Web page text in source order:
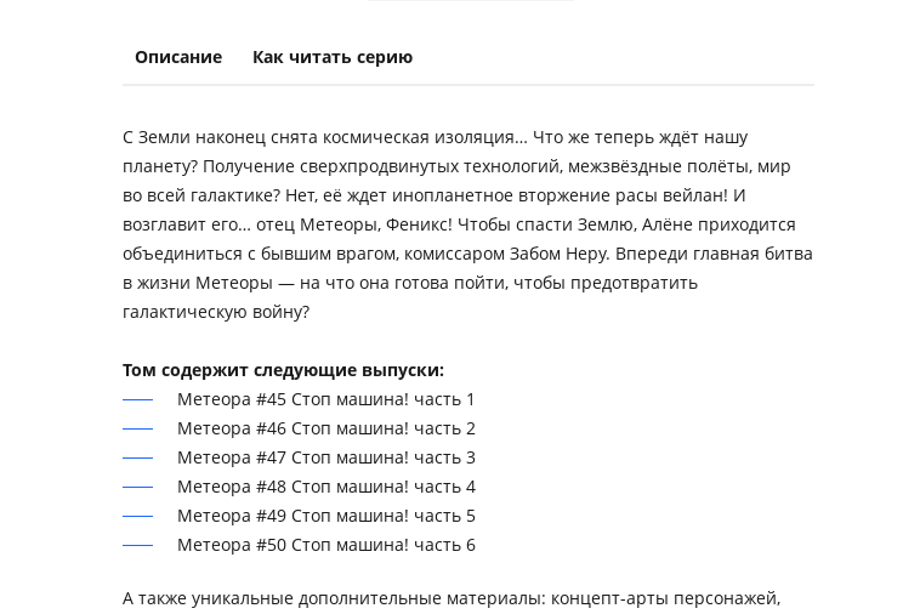
Описание Как читать серию
С Земли наконец снята космическая изоляция… Что же теперь ждёт нашу
планету? Получение сверхпродвинутых технологий, межзвёздные полёты, мир
во всей галактике? Нет, её ждет инопланетное вторжение расы вейлан! И
возглавит его… отец Метеоры, Феникс! Чтобы спасти Землю, Алёне приходится
объединиться с бывшим врагом, комиссаром Забом Неру. Впереди главная битва
в жизни Метеоры — на что она готова пойти, чтобы предотвратить
галактическую войну?
Том содержит следующие выпуски:
Метеора #45 Стоп машина! часть 1
Метеора #46 Стоп машина! часть 2
Метеора #47 Стоп машина! часть 3
Метеора #48 Стоп машина! часть 4
Метеора #49 Стоп машина! часть 5
Метеора #50 Стоп машина! часть 6
А также уникальные дополнительные материалы: концепт-арты персонажей,